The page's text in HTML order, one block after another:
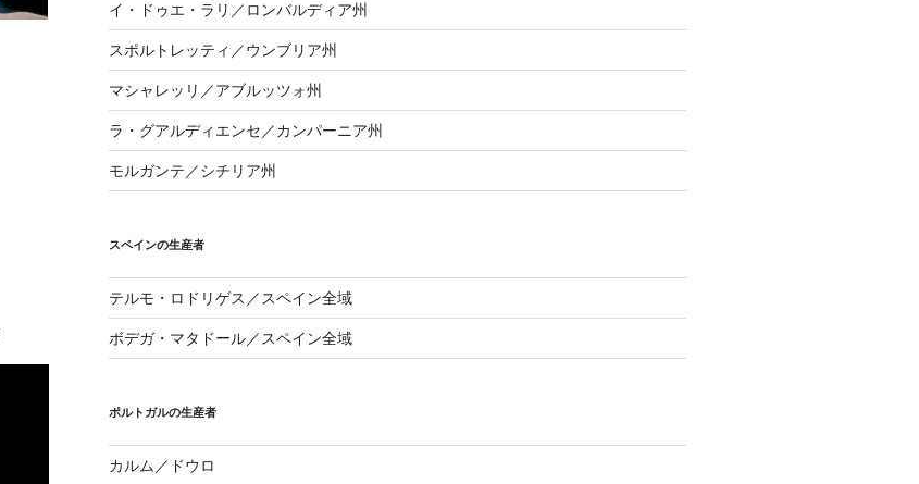
イ・ドゥエ・ラリ／ロンバルディア州
スポルトレッティ／ウンブリア州
マシャレッリ／アブルッツォ州
ラ・グアルディエンセ／カンパーニア州
モルガンテ／シチリア州
スペインの生産者
テルモ・ロドリゲス／スペイン全域
ボデガ・マタドール／スペイン全域
ポルトガルの生産者
カルム／ドウロ